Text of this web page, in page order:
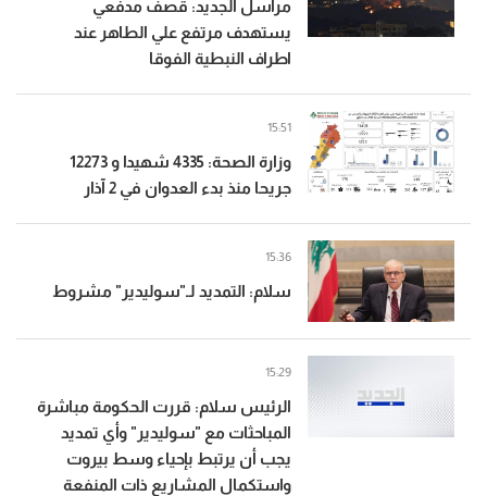
مراسل الجديد: قصف مدفعي
يستهدف مرتفع علي الطاهر عند
اطراف النبطية الفوقا
وزارة الصحة: 4335 شهيدا و 12273
جريحا منذ بدء العدوان في 2 آذار
15:51
سلام: التمديد لـ"سوليدير" مشروط
15:36
الرئيس سلام: قررت الحكومة مباشرة
المباحثات مع "سوليدير" وأي تمديد
يجب أن يرتبط بإحياء وسط بيروت
واستكمال المشاريع ذات المنفعة
15:29